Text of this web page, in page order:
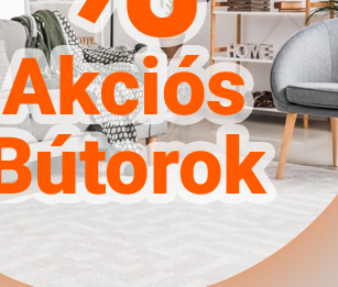
Részletek
Szék Houston 1390
(Fekete)
4.567Ft
Ugrás a
boltba
Részletek
Butor1.hu